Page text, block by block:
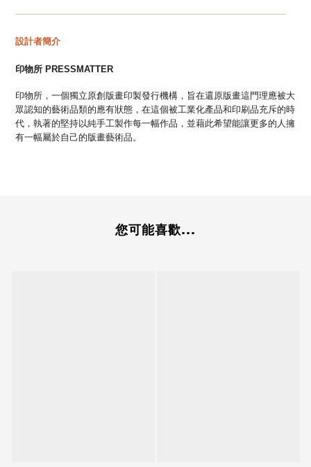
——————————————————————————————
設計者簡介
印物所 PRESSMATTER
印物所，一個獨立原創版畫印製發行機構，旨在還原版畫這門理應被大
眾認知的藝術品類的應有狀態，在這個被工業化產品和印刷品充斥的時
代，執著的堅持以純手工製作每一幅作品，並藉此希望能讓更多的人擁
有一幅屬於自己的版畫藝術品。
您可能喜歡...